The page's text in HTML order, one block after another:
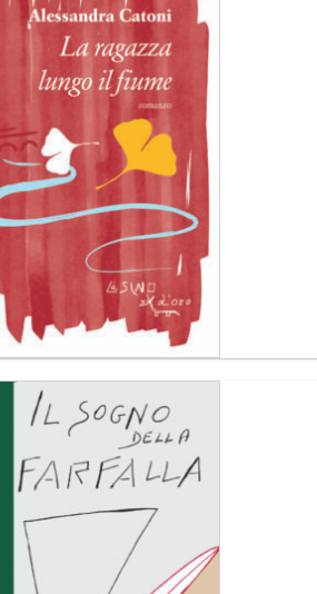
Aggiungi
alla lista
dei
desideri
Aggiungi
alla lista
dei
desideri